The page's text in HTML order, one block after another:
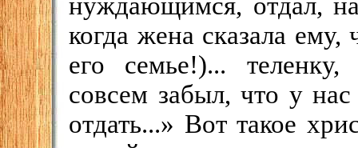
когда жена сказала ему,
его семье!)...
совсем забыл, что у
отдать...» Вот такое